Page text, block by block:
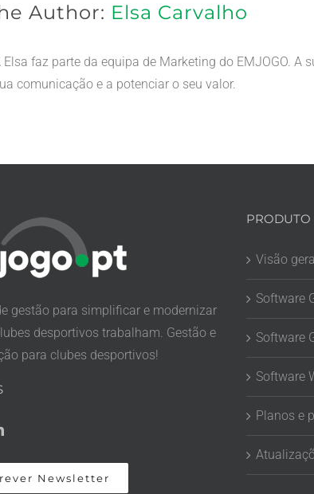
Author: Elsa Carvalho
Elsa faz parte da equipa de Marketing do EMJOGO.
comunicação e a potenciar o seu valor.
gestão para simplificar e modernizar
desportivos trabalham. Gestão e
para clubes desportivos!
Newsletter
PRODUTO
Visão
Software
Software
Software
Planos e